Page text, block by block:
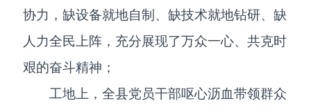
协力，缺设备就地自制、缺技术就地钻研、缺
人力全民上阵，充分展现了万众一心、共克时
艰的奋斗精神；
工地上，全县党员干部呕心沥血带领群众